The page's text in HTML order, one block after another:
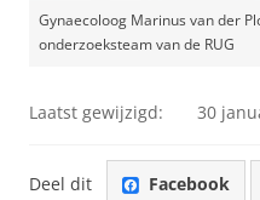
Gynaecoloog Marinus van der
onderzoeksteam van de RUG
Laatst gewijzigd: 30
Deel dit Facebook